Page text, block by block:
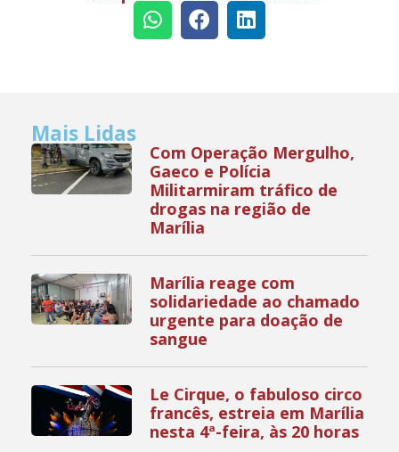
Mais Lidas
Com Operação Mergulho,
Gaeco e Polícia
Militarmiram tráfico de
drogas na região de
Marília
Marília reage com
solidariedade ao chamado
urgente para doação de
sangue
Le Cirque, o fabuloso circo
francês, estreia em Marília
nesta 4ª-feira, às 20 horas